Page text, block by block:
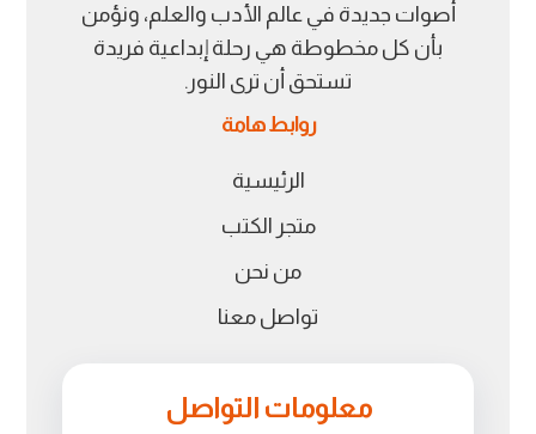
أصوات جديدة في عالم الأدب والعلم، ونؤمن
بأن كل مخطوطة هي رحلة إبداعية فريدة
تستحق أن ترى النور.
روابط هامة
الرئيسية
متجر الكتب
من نحن
تواصل معنا
معلومات التواصل